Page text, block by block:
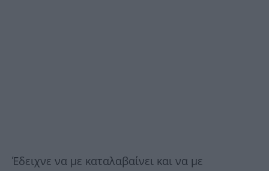
Έδειχνε να με καταλαβαίνει και να με